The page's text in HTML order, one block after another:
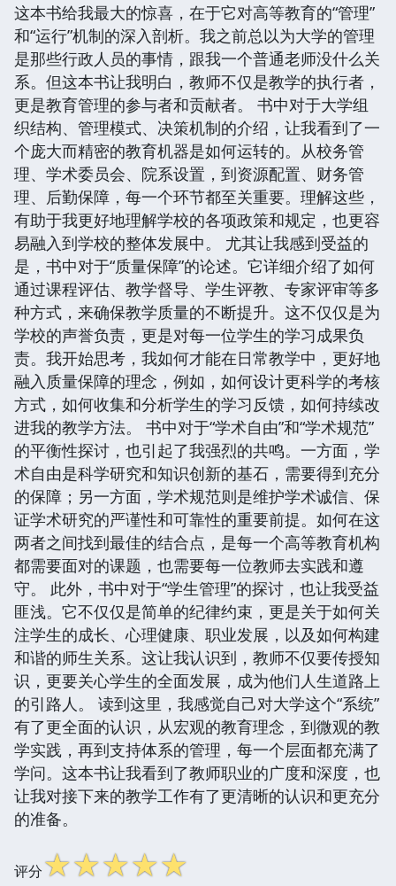
这本书给我最大的惊喜，在于它对高等教育的“管理”
和“运行”机制的深入剖析。我之前总以为大学的管理
是那些行政人员的事情，跟我一个普通老师没什么关
系。但这本书让我明白，教师不仅是教学的执行者，
更是教育管理的参与者和贡献者。 书中对于大学组
织结构、管理模式、决策机制的介绍，让我看到了一
个庞大而精密的教育机器是如何运转的。从校务管
理、学术委员会、院系设置，到资源配置、财务管
理、后勤保障，每一个环节都至关重要。理解这些，
有助于我更好地理解学校的各项政策和规定，也更容
易融入到学校的整体发展中。 尤其让我感到受益的
是，书中对于“质量保障”的论述。它详细介绍了如何
通过课程评估、教学督导、学生评教、专家评审等多
种方式，来确保教学质量的不断提升。这不仅仅是为
学校的声誉负责，更是对每一位学生的学习成果负
责。我开始思考，我如何才能在日常教学中，更好地
融入质量保障的理念，例如，如何设计更科学的考核
方式，如何收集和分析学生的学习反馈，如何持续改
进我的教学方法。 书中对于“学术自由”和“学术规范”
的平衡性探讨，也引起了我强烈的共鸣。一方面，学
术自由是科学研究和知识创新的基石，需要得到充分
的保障；另一方面，学术规范则是维护学术诚信、保
证学术研究的严谨性和可靠性的重要前提。如何在这
两者之间找到最佳的结合点，是每一个高等教育机构
都需要面对的课题，也需要每一位教师去实践和遵
守。 此外，书中对于“学生管理”的探讨，也让我受益
匪浅。它不仅仅是简单的纪律约束，更是关于如何关
注学生的成长、心理健康、职业发展，以及如何构建
和谐的师生关系。这让我认识到，教师不仅要传授知
识，更要关心学生的全面发展，成为他们人生道路上
的引路人。 读到这里，我感觉自己对大学这个“系统”
有了更全面的认识，从宏观的教育理念，到微观的教
学实践，再到支持体系的管理，每一个层面都充满了
学问。这本书让我看到了教师职业的广度和深度，也
让我对接下来的教学工作有了更清晰的认识和更充分
的准备。
评分☆☆☆☆☆